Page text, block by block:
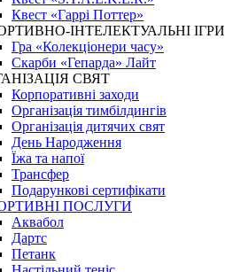
Квест «Гаррі Поттер»
ІНТЕЛЕКТУАЛЬНІ ІГРИ
Гра «Колекціонери часу»
Скарби «Гепарда» Лайт
СВЯТ
Корпоративні заходи
Організація тимбілдингів
Організація дитячих свят
День Народження
Їжа та напої
Трансфер
Подарункові сертифікати
ПОСЛУГИ
Аквабол
Дартс
Петанк